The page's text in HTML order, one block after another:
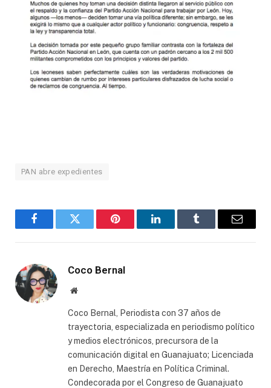
PAN abre expedientes
FacebookTwitter Pinterest LinkedInTumblr Email
Coco Bernal
Website
Coco Bernal, Periodista con 37 años de
trayectoria, especializada en periodismo político
y medios electrónicos, precursora de la
comunicación digital en Guanajuato; Licenciada
en Derecho, Maestría en Política Criminal.
Condecorada por el Congreso de Guanajuato